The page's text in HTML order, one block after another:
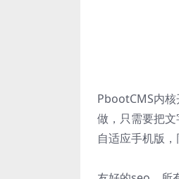
PbootCMS内
做，只需要把文
自适应手机版